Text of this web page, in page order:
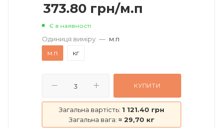
373.80 грн/м.п
Є в наявності
Одиниця виміру — м.п
м.п
кг
КУПИТИ
Загальна вартість: 1 121.40 грн
Загальна вага: ≈ 29,70 кг